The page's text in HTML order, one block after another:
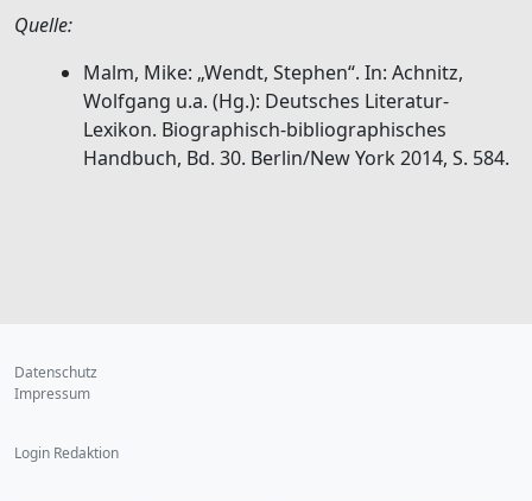
Quelle:
Malm, Mike: „Wendt, Stephen“. In: Achnitz,
Wolfgang u.a. (Hg.): Deutsches Literatur-
Lexikon. Biographisch-bibliographisches
Handbuch, Bd. 30. Berlin/New York 2014, S. 584.
Datenschutz
Impressum
Login Redaktion